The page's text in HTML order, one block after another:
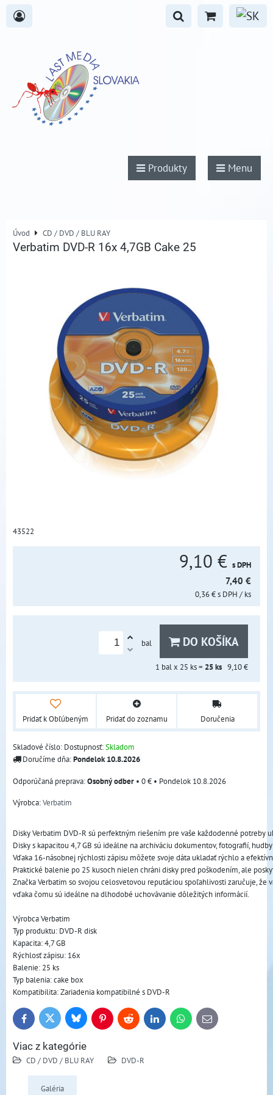
Produkty Menu
Úvod CD / DVD / BLU RAY
Verbatim DVD-R 16x 4,7GB Cake 25
43522
9,10 € s DPH
7,40 €
0,36 €s DPH / ks
bal DO KOŠÍKA
1 bal x 25 ks = 25ks 9,10 €
Pridať k Obľúbeným Pridať do zoznamu Doručenia
Skladové číslo: Dostupnosť:Skladom
Doručíme dňa:Pondelok10.8.2026
Osobný odber • 0 € • Pondelok 10.8.2026
Výrobca:Verbatim
Disky Verbatim DVD-R sú perfektným riešením pre vaše každodenné potreby
Disky s kapacitou 4,7 GB sú ideálne na archiváciu dokumentov, fotografií,
Vďaka 16-násobnej rýchlosti zápisu môžete svoje dáta ukladať rýchlo a
Praktické balenie po 25 kusoch nielen chráni disky pred poškodením, ale
Značka Verbatim so svojou celosvetovou reputáciou spoľahlivosti zaručuje,
vďaka čomu sú ideálne na dlhodobé uchovávanie dôležitých informácií.
Výrobca Verbatim
Typ produktu: DVD-R disk
Kapacita: 4,7 GB
Rýchlosť zápisu: 16x
Balenie: 25 ks
Typ balenia: cake box
Kompatibilita: Zariadenia kompatibilné s DVD-R
FacebookTwitter BlueskyPinterestReddit LinkedInWhatsApp
E-
mail
Viac z kategórie
CD / DVD / BLU RAY DVD-R
Galéria